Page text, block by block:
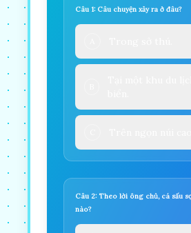
Câu 1: Câu chuyện xảy ra ở đâu?
Câu 2: Theo lời ông chủ, cá sấu
nào?